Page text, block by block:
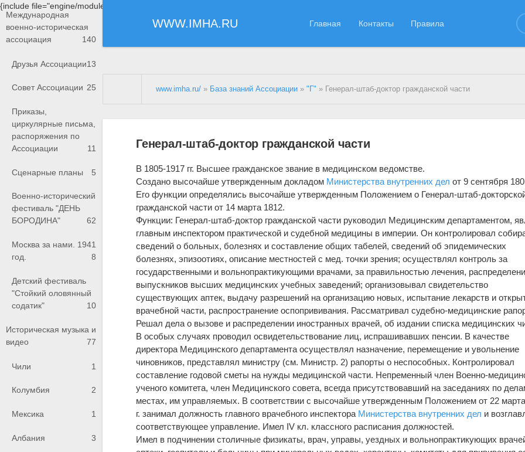
{include file="engine/modules/saperu/head.php"}
WWW.IMHA.RU Главная Контакты Правила
Международная
военно-историческая
ассоциация
140
Друзья Ассоциации13
Совет Ассоциации 25
Приказы,
циркулярные письма,
распоряжения по
Ассоциации
11
Сценарные планы 5
Военно-исторический
фестиваль "ДЕНЬ
БОРОДИНА"
62
Москва за нами. 1941
год.
8
Детский фестиваль
"Стойкий оловянный
содатик"
10
Историческая музыка и
видео
77
Чили 1
Колумбия 2
Мексика 1
Албания 3
www.imha.ru/ » База знаний Ассоциации »"Г" » Генерал-штаб-доктор гражданской части
Генерал-штаб-доктор гражданской части
В 1805-1917 гг. Высшее гражданское звание в медицинском ведомстве.
Создано высочайше утвержденным докладом Министерства внутренних дел от 9 сентября
Его функции определялись высочайше утвержденным Положением о Генерал-штаб-
гражданской части от 14 марта 1812.
Функции: Генерал-штаб-доктор гражданской части руководил Медицинским департаментом,
главным инспектором практической и судебной медицины в империи. Он контролировал
сведений о больных, болезнях и составление общих табелей, сведений об эпидемических
болезнях, эпизоотиях, описание местностей с мед. точки зрения; осуществлял контроль за
государственными и вольнопрактикующими врачами, за правильностью лечения,
выпускников высших медицинских учебных заведений; организовывал свидетельство
существующих аптек, выдачу разрешений на организацию новых, испытание лекарств и
врачебной части, распространение оспопрививания. Рассматривал судебно-медицинские
Решал дела о вызове и распределении иностранных врачей, об издании списка медицинских
В особых случаях проводил освидетельствование лиц, испрашивавших пенсии. В качестве
директора Медицинского департамента осуществлял назначение, перемещение и увольнение
чиновников, представлял министру (см. Министр. 2) рапорты о неспособных. Контролировал
составление годовой сметы на нужды медицинской части. Непременный член Военно-
ученого комитета, член Медицинского совета, всегда присутствовавший на заседаниях по
местах, им управляемых. В соответствии с высочайше утвержденным Положением от 22
г. занимал должность главного врачебного инспектора Министерства внутренних дел и
соответствующее управление. Имел IV кл. классного расписания должностей.
Имел в подчинении столичные физикаты, врач, управы, уездных и вольнопрактикующих